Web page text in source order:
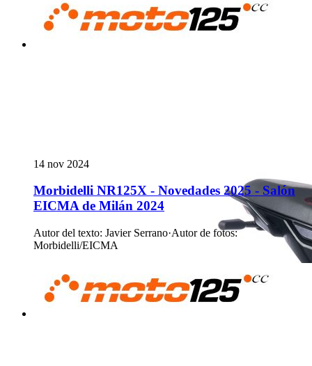
14 nov 2024
Morbidelli NR125X - Novedades 2025 - Salón
EICMA de Milán 2024
Autor del texto: Javier Serrano·Autor de fotos:
Morbidelli/EICMA